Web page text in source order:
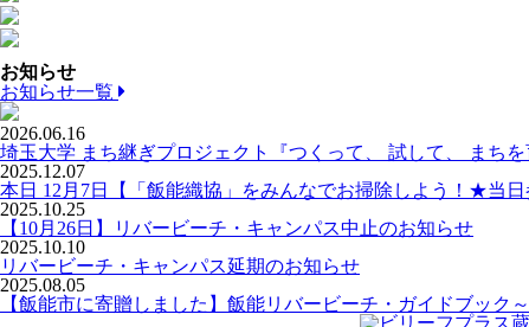
お知らせ
お知らせ一覧
2026.06.16
埼玉大学 まち継ぎプロジェクト『つくって、 試して、 まち
2025.12.07
本日 12月7日【「飯能織協」をみんなでお掃除しよう！★当
2025.10.25
【10月26日】リバービーチ・キャンパス中止のお知らせ
2025.10.10
リバービーチ・キャンパス延期のお知らせ
2025.08.05
【飯能市に寄贈しました】飯能リバービーチ・ガイドブック